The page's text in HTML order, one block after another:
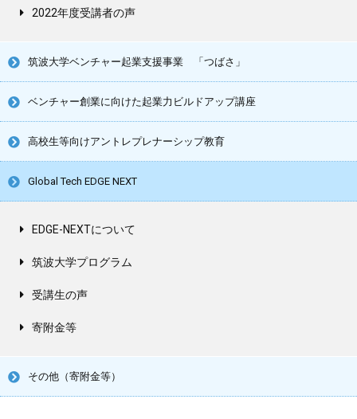
2022年度受講者の声
筑波大学ベンチャー起業支援事業 「つばさ」
ベンチャー創業に向けた起業力ビルドアップ講座
高校生等向けアントレプレナーシップ教育
Global Tech EDGE NEXT
EDGE-NEXTについて
筑波大学プログラム
受講生の声
寄附金等
その他（寄附金等）